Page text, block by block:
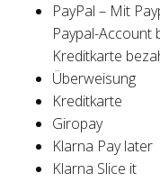
PayPal – Mit
Paypal-Account
Kreditkarte
Überweisung
Kreditkarte
Giropay
Klarna Pay later
Klarna Slice it